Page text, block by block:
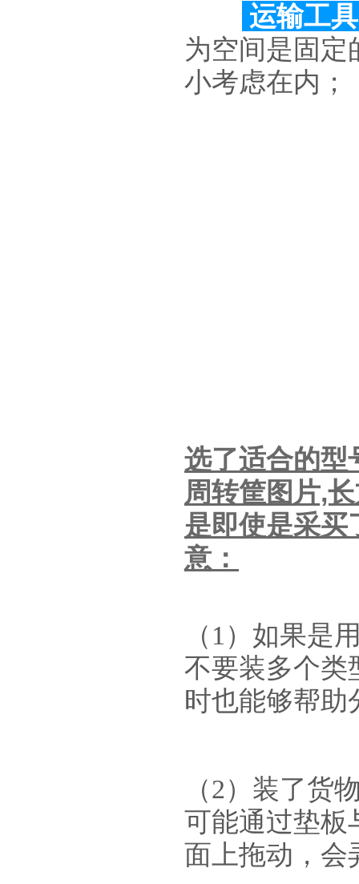
运输工
为空间是固定
小考虑在内；
选了适合的型
周转筐图片,
是即使是采买
意：
（1）如果是
不要装多个类
时也能够帮助
（2）装了货
可能通过垫板
面上拖动，会